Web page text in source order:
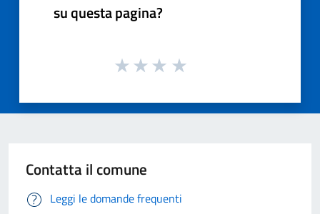
su questa pagina?
Contatta il comune
Leggi le domande frequenti